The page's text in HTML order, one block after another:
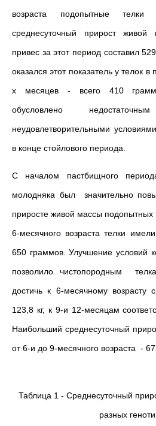
возраста подопытные телки
среднесуточный прирост живой
привес за этот период составил
оказался этот показатель у телок
х месяцев - всего 410
обусловлено
неудовлетворительными
в конце стойлового периода.
С началом пастбищного
молодняка был значительно
приросте живой массы подопытных
6-месячного возраста телки
650 граммов. Улучшение условий
позволило чистопородным
достичь к 6-месячному
123,8 кг, к 9-и 12-месяцам
Наибольший среднесуточный
от 6-и до 9-месячного возраста -
Таблица 1 - Среднесуточный
разных